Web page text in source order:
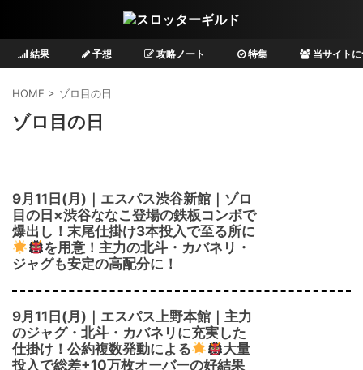
結果 予想 攻略ノート 特集 当サイト
HOME > ゾロ目の日
ゾロ目の日
9月11日(月)｜エスパス渋谷新館｜ゾロ
目の日×渋谷ななこ登場の鉄板コンボで
爆出し！末尾仕掛け3本投入で至る所に
を用意！主力の北斗・カバネリ・
ジャグも安定の高配分に！
9月11日(月)｜エスパス上野本館｜主力
のジャグ・北斗・カバネリに充実した
仕掛け！公約複数発動による
大量
投入で総差+10万枚オーバーの好結果